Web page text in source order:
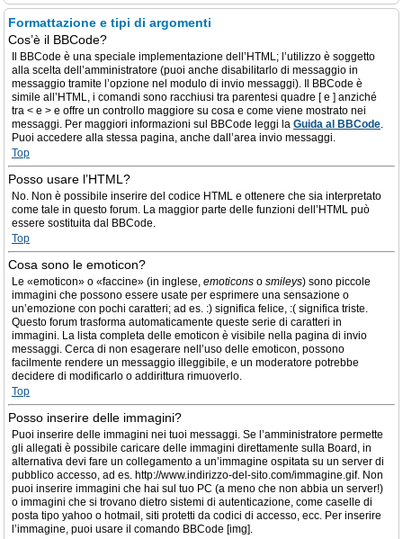
Formattazione e tipi di argomenti
Cos’è il BBCode?
Il BBCode è una speciale implementazione dell’HTML; l’utilizzo è soggetto
alla scelta dell’amministratore (puoi anche disabilitarlo di messaggio in
messaggio tramite l’opzione nel modulo di invio messaggi). Il BBCode è
simile all’HTML, i comandi sono racchiusi tra parentesi quadre [ e ] anziché
tra < e > e offre un controllo maggiore su cosa e come viene mostrato nei
messaggi. Per maggiori informazioni sul BBCode leggi la Guida al BBCode.
Puoi accedere alla stessa pagina, anche dall’area invio messaggi.
Top
Posso usare l’HTML?
No. Non è possibile inserire del codice HTML e ottenere che sia interpretato
come tale in questo forum. La maggior parte delle funzioni dell’HTML può
essere sostituita dal BBCode.
Top
Cosa sono le emoticon?
Le «emoticon» o «faccine» (in inglese, emoticons o smileys) sono piccole
immagini che possono essere usate per esprimere una sensazione o
un’emozione con pochi caratteri; ad es. :) significa felice, :( significa triste.
Questo forum trasforma automaticamente queste serie di caratteri in
immagini. La lista completa delle emoticon è visibile nella pagina di invio
messaggi. Cerca di non esagerare nell’uso delle emoticon, possono
facilmente rendere un messaggio illeggibile, e un moderatore potrebbe
decidere di modificarlo o addirittura rimuoverlo.
Top
Posso inserire delle immagini?
Puoi inserire delle immagini nei tuoi messaggi. Se l’amministratore permette
gli allegati è possibile caricare delle immagini direttamente sulla Board, in
alternativa devi fare un collegamento a un’immagine ospitata su un server di
pubblico accesso, ad es. http://www.indirizzo-del-sito.com/immagine.gif. Non
puoi inserire immagini che hai sul tuo PC (a meno che non abbia un server!)
o immagini che si trovano dietro sistemi di autenticazione, come caselle di
posta tipo yahoo o hotmail, siti protetti da codici di accesso, ecc. Per inserire
l’immagine, puoi usare il comando BBCode [img].